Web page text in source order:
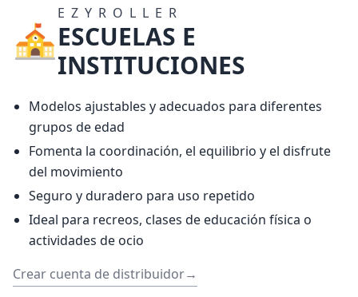
EZYROLLER
ESCUELAS E
INSTITUCIONES
Modelos ajustables y adecuados para diferentes
grupos de edad
Fomenta la coordinación, el equilibrio y el disfrute
del movimiento
Seguro y duradero para uso repetido
Ideal para recreos, clases de educación física o
actividades de ocio
Crear cuenta de distribuidor→